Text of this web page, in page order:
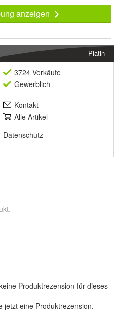
anzeigen
Platin
3724 Verkäufe
Gewerblich
Kontakt
Alle Artikel
Datenschutz
Produktrezension für dieses
jetzt eine Produktrezension.